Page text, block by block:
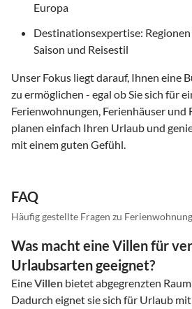
Europa
Destinationsexpertise:
Saison und Reisestil
Unser Fokus liegt darauf, Ihnen eine
zu ermöglichen - egal ob Sie sich für
Ferienwohnungen, Ferienhäuser und
planen einfach Ihren Urlaub und
mit einem guten Gefühl.
FAQ
Häufig gestellte Fragen zu
Was macht eine Villen für
Urlaubsarten geeignet?
EineVillen bietet abgegrenzten
Dadurch eignet sie sich für Urlaub